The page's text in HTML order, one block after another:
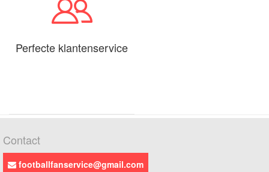
Perfecte klantenservice
Contact
footballfanservice@gmail.com